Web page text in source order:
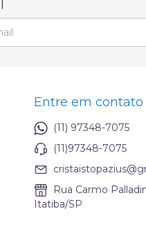
Entre em contato
(11) 97348-7075
(11)97348-7075
Rua Carmo
Itatiba/SP